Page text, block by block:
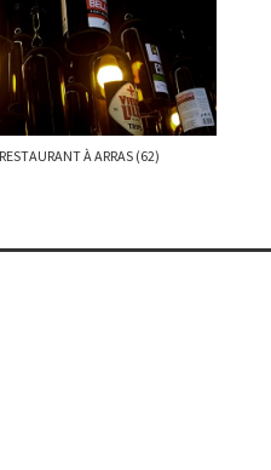
À ARRAS (62)